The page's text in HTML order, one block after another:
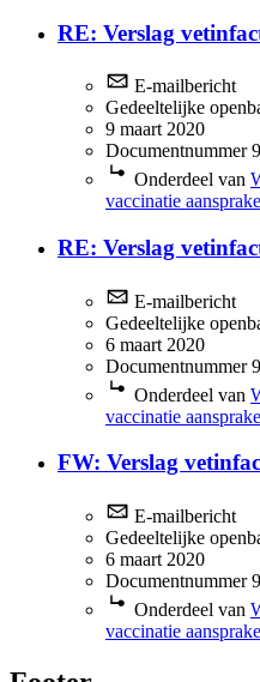
RE: Verslag
E-mailbericht
Gedeeltelijke
9 maart 2020
Documentnummer
Onderdeel van
vaccinatie
RE: Verslag
E-mailbericht
Gedeeltelijke
6 maart 2020
Documentnummer
Onderdeel van
vaccinatie
FW: Verslag
E-mailbericht
Gedeeltelijke
6 maart 2020
Documentnummer
Onderdeel van
vaccinatie